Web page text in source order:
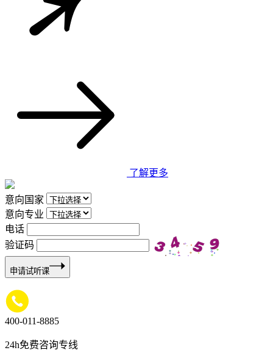
了解更多
意向国家
意向专业
电话
验证码
申请试听课
400-011-8885
24h免费咨询专线